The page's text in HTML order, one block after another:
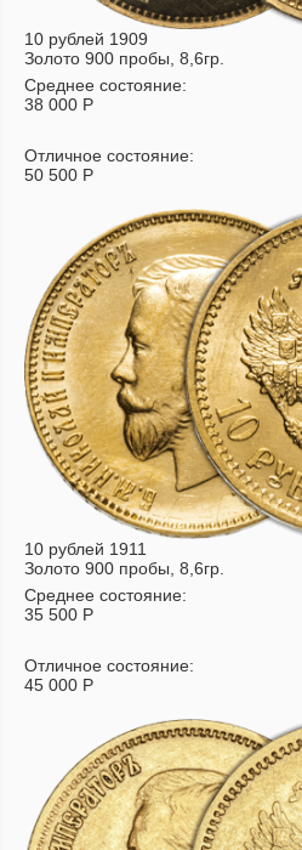
10 рублей 1909
Золото 900 пробы, 8,6гр.
Среднее состояние:
38 000 Р
Отличное состояние:
50 500 Р
10 рублей 1911
Золото 900 пробы, 8,6гр.
Среднее состояние:
35 500 Р
Отличное состояние:
45 000 Р